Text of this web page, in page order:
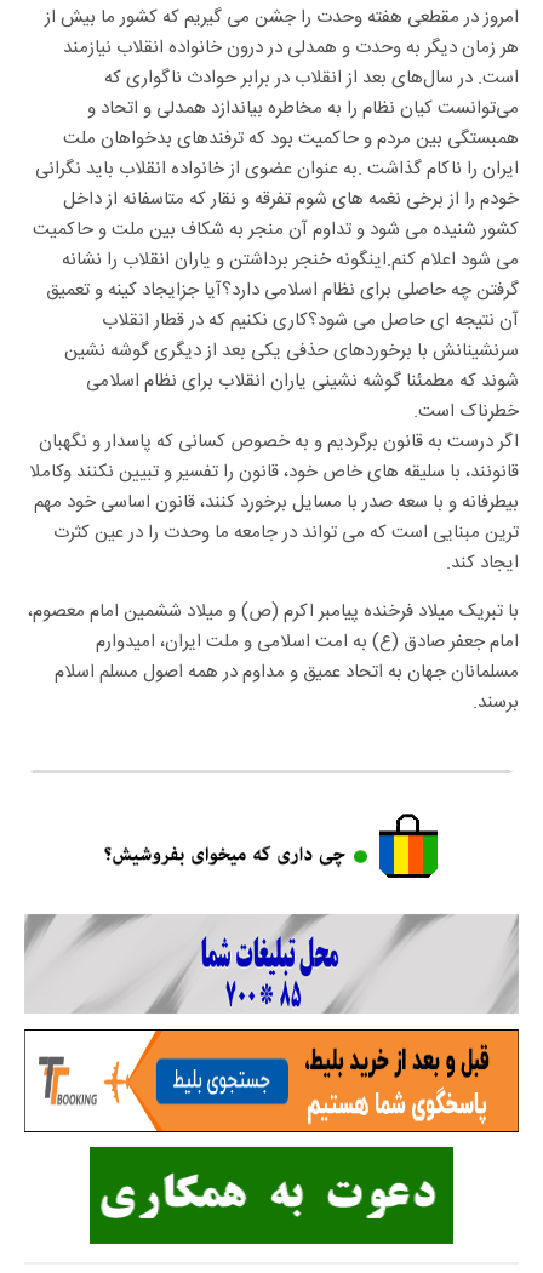
امروز در مقطعی هفته وحدت را جشن می گیریم که کشور ما بیش از
هر زمان دیگر به وحدت و همدلی در درون خانواده انقلاب نیازمند
است. در سال‌های بعد از انقلاب در برابر حوادث ناگواری که
می‌توانست کیان نظام را به مخاطره بیاندازد همدلی و اتحاد و
همبستگی بین مردم و حاکمیت بود که ترفندهای بدخواهان ملت
ایران را ناکام گذاشت .به عنوان عضوی از خانواده انقلاب باید نگرانی
خودم را از برخی نغمه های شوم تفرقه و نقار که متاسفانه از داخل
کشور شنیده می شود و تداوم آن منجر به شکاف بین ملت و حاکمیت
می شود اعلام کنم.اینگونه خنجر برداشتن و یاران انقلاب را نشانه
گرفتن چه حاصلی برای نظام اسلامی دارد؟آیا جزایجاد کینه و تعمیق
آن نتیجه ای حاصل می شود؟کاری نکنیم که در قطار انقلاب
سرنشینانش با برخوردهای حذفی یکی بعد از دیگری گوشه نشین
شوند که مطمئنا گوشه نشینی یاران انقلاب برای نظام اسلامی
خطرناک است.
اگر درست به قانون برگردیم و به خصوص کسانی که پاسدار و نگهبان
قانونند، با سلیقه های خاص خود، قانون را تفسیر و تبیین نکنند وکاملا
بیطرفانه و با سعه صدر با مسایل برخورد کنند، قانون اساسی خود مهم
ترین مبنایی است که می تواند در جامعه ما وحدت را در عین کثرت
ایجاد کند.
با تبریک میلاد فرخنده پیامبر اکرم (ص) و میلاد ششمین امام معصوم،
امام جعفر صادق (ع) به امت اسلامی و ملت ایران، امیدوارم
مسلمانان جهان به اتحاد عمیق و مداوم در همه اصول مسلم اسلام
برسند.